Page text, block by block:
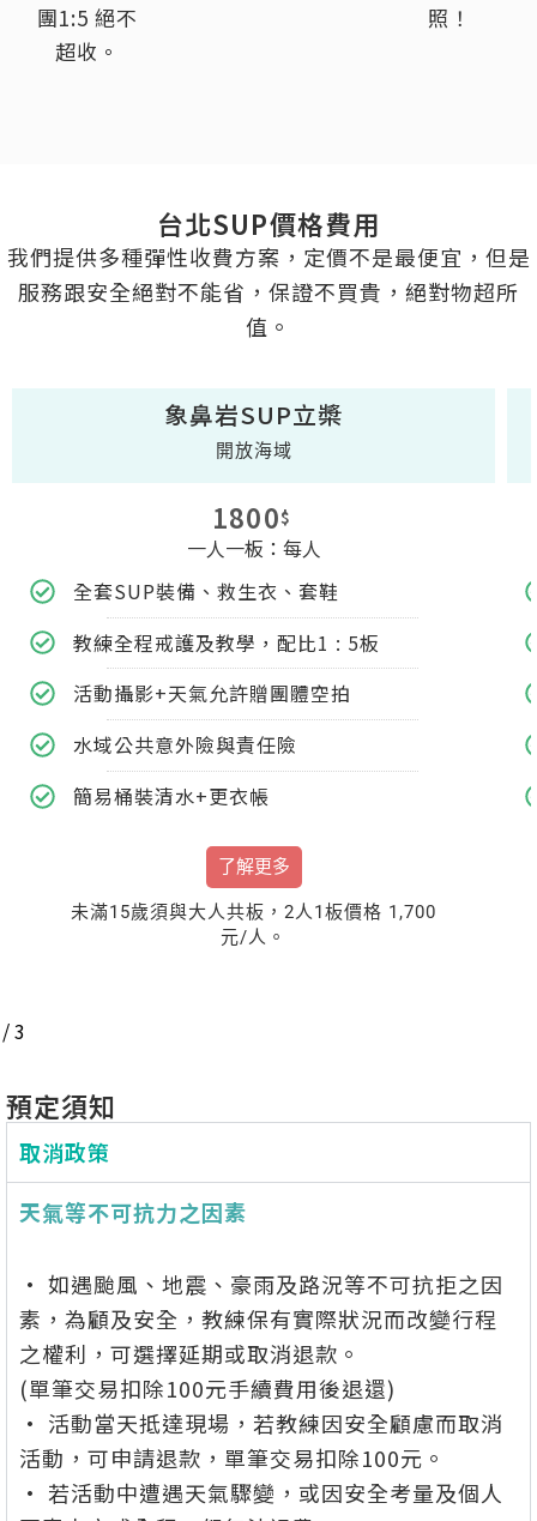
團1:5 絕不
超收。
照！
台北SUP價格費用
我們提供多種彈性收費方案，定價不是最便宜，但是
服務跟安全絕對不能省，保證不買貴，絕對物超所
值。
象鼻岩SUP立槳
開放海域
1800$
一人一板：每人
全套SUP裝備、救生衣、套鞋
教練全程戒護及教學，配比1 : 5板
活動攝影+天氣允許贈團體空拍
水域公共意外險與責任險
簡易桶裝清水+更衣帳
了解更多
未滿15歲須與大人共板，2人1板價格 1,700
元/人。
3
預定須知
取消政策
天氣等不可抗力之因素
• 如遇颱風、地震、豪雨及路況等不可抗拒之因
素，為顧及安全，教練保有實際狀況而改變行程
之權利，可選擇延期或取消退款。
(單筆交易扣除100元手續費用後退還)
• 活動當天抵達現場，若教練因安全顧慮而取消
活動，可申請退款，單筆交易扣除100元。
• 若活動中遭遇天氣驟變，或因安全考量及個人